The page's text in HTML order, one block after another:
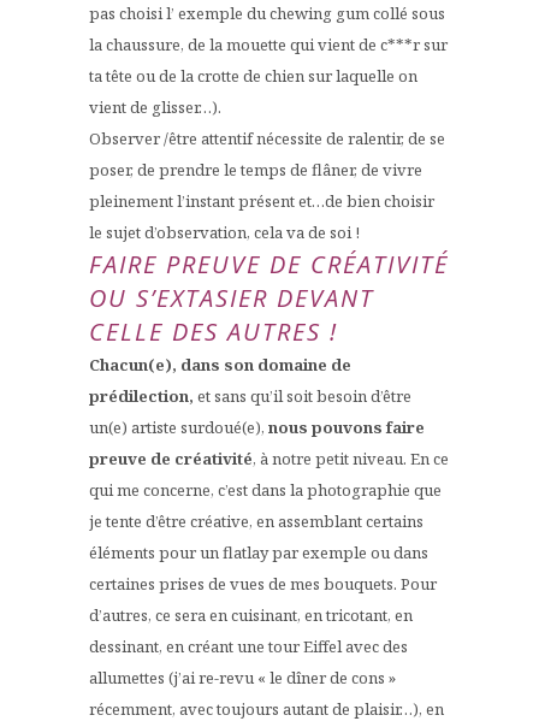
pas choisi l’ exemple du chewing gum collé sous
la chaussure, de la mouette qui vient de c***r sur
ta tête ou de la crotte de chien sur laquelle on
vient de glisser…).
Observer /être attentif nécessite de ralentir, de se
poser, de prendre le temps de flâner, de vivre
pleinement l’instant présent et…de bien choisir
le sujet d’observation, cela va de soi !
FAIRE PREUVE DE CRÉATIVITÉ
OU S’EXTASIER DEVANT
CELLE DES AUTRES !
Chacun(e), dans son domaine de
prédilection, et sans qu’il soit besoin d’être
un(e) artiste surdoué(e), nous pouvons faire
preuve de créativité, à notre petit niveau. En ce
qui me concerne, c’est dans la photographie que
je tente d’être créative, en assemblant certains
éléments pour un flatlay par exemple ou dans
certaines prises de vues de mes bouquets. Pour
d’autres, ce sera en cuisinant, en tricotant, en
dessinant, en créant une tour Eiffel avec des
allumettes (j’ai re-revu « le dîner de cons »
récemment, avec toujours autant de plaisir…), en